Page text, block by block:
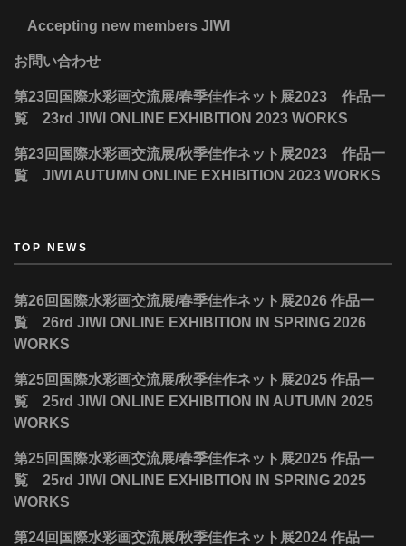
Accepting new members JIWI
お問い合わせ
第23回国際水彩画交流展/春季佳作ネット展2023 作品一
覧 23rd JIWI ONLINE EXHIBITION 2023 WORKS
第23回国際水彩画交流展/秋季佳作ネット展2023 作品一
覧 JIWI AUTUMN ONLINE EXHIBITION 2023 WORKS
TOP NEWS
第26回国際水彩画交流展/春季佳作ネット展2026 作品一
覧 26rd JIWI ONLINE EXHIBITION IN SPRING 2026
WORKS
第25回国際水彩画交流展/秋季佳作ネット展2025 作品一
覧 25rd JIWI ONLINE EXHIBITION IN AUTUMN 2025
WORKS
第25回国際水彩画交流展/春季佳作ネット展2025 作品一
覧 25rd JIWI ONLINE EXHIBITION IN SPRING 2025
WORKS
第24回国際水彩画交流展/秋季佳作ネット展2024 作品一